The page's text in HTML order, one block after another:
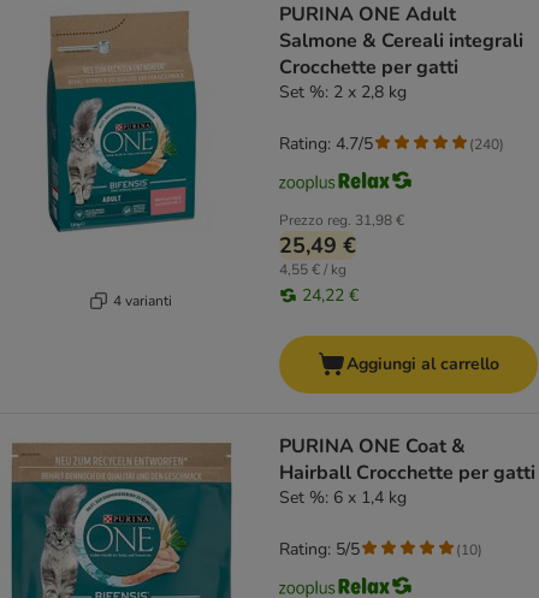
4 varianti
PURINA ONE Adult
Salmone & Cereali integrali
Crocchette per gatti
Set %: 2 x 2,8 kg
Prezzo reg. 31,98 €
25,49 €
4,55 € / kg
24,22 €
Rating: 4.7/5 (240)
Aggiungi al carrello
PURINA ONE Coat &
Hairball Crocchette per gatti
Set %: 6 x 1,4 kg
Rating: 5/5 (10)